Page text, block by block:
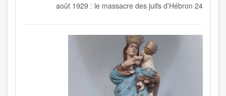
24 août 1929 : le massacre des juifs d'Hébron